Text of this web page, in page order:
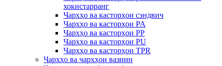
хокистарранг
Чархҳо ва касторҳои сэндвич
Чархҳо ва касторҳои PA
Чархҳо ва касторҳои PP
Чархҳо ва касторҳои PU
Чархҳо ва касторҳои TPR
Чархҳо ва чархҳои вазнин